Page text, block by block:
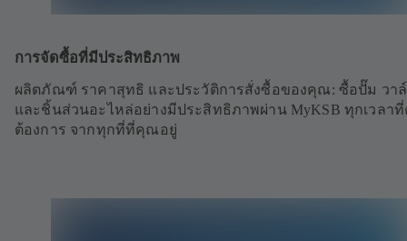
การจัดซื้อที่มีประสิทธิภาพ
ผลิตภัณฑ์ ราคาสุทธิ และประวัติการสั่งซื้อของคุณ: ซื้อปั๊ม วา
และชิ้นส่วนอะไหล่อย่างมีประสิทธิภาพผ่าน MyKSB ทุกเวลา
ต้องการ จากทุกที่ที่คุณอยู่